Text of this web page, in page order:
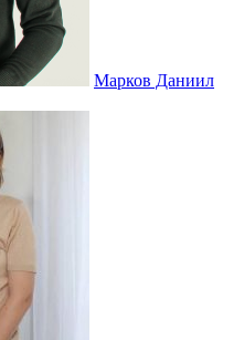
Марков Даниил